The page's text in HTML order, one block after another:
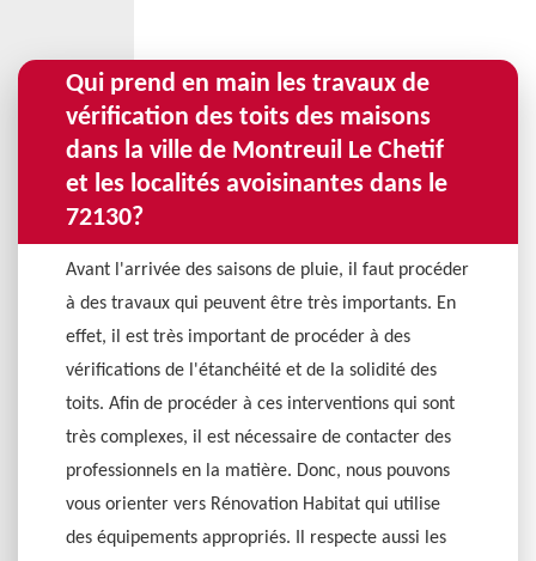
Qui prend en main les travaux de
vérification des toits des maisons
dans la ville de Montreuil Le Chetif
et les localités avoisinantes dans le
72130?
Avant l'arrivée des saisons de pluie, il faut procéder
à des travaux qui peuvent être très importants. En
effet, il est très important de procéder à des
vérifications de l'étanchéité et de la solidité des
toits. Afin de procéder à ces interventions qui sont
très complexes, il est nécessaire de contacter des
professionnels en la matière. Donc, nous pouvons
vous orienter vers Rénovation Habitat qui utilise
des équipements appropriés. Il respecte aussi les